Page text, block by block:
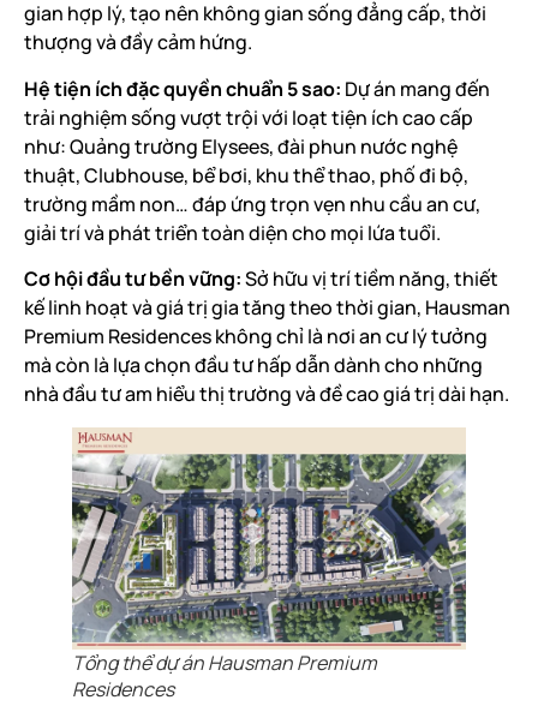
gian hợp lý, tạo nên không gian sống đẳng cấp, thời
thượng và đầy cảm hứng.
Hệ tiện ích đặc quyền chuẩn 5 sao: Dự án mang đến
trải nghiệm sống vượt trội với loạt tiện ích cao cấp
như: Quảng trường Elysees, đài phun nước nghệ
thuật, Clubhouse, bể bơi, khu thể thao, phố đi bộ,
trường mầm non… đáp ứng trọn vẹn nhu cầu an cư,
giải trí và phát triển toàn diện cho mọi lứa tuổi.
Cơ hội đầu tư bền vững:Sở hữu vị trí tiềm năng, thiết
kế linh hoạt và giá trị gia tăng theo thời gian, Hausman
Premium Residences không chỉ là nơi an cư lý tưởng
mà còn là lựa chọn đầu tư hấp dẫn dành cho những
nhà đầu tư am hiểu thị trường và đề cao giá trị dài hạn.
Tổng thể dự án Hausman Premium
Residences